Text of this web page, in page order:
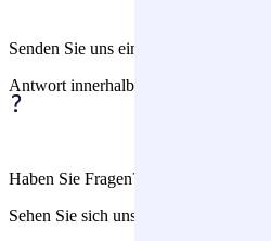
Senden Sie uns eine E-Mail
Antwort innerhalb von 1 - 3 Werktagen
Haben Sie Fragen?
Sehen Sie sich unsere FAQ an